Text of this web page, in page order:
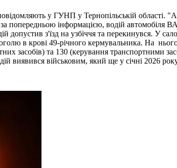
у ГУНП у Тернопільській області.
попередньою інформацією, водій автомобіля
допустив з'їзд на узбіччя та перекинувся. У
в крові 49-річного кермувальника. На
та 130 (керування транспортними
виявився військовим, який ще у січні 2026